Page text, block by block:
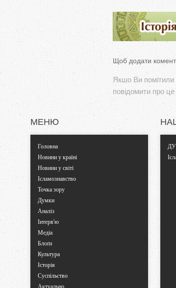
Щоб додати
Якшо Ви помітили
повідомити про
МЕНЮ
Головна
Новини у країні
Новини у світі
Ісламознавство
Точка зору
Думки
Аналіз
Інтерв'ю
Медіа
Блоґи
Культура
Історія
Суспільство
Актуально